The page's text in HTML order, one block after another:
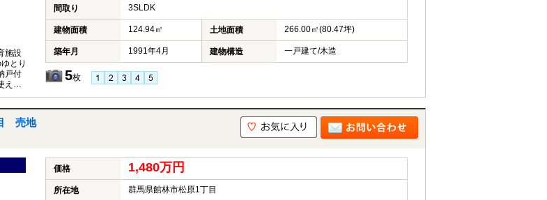
施設
とり
戸付
える
きま
間取り 3SLDK
建物面積 124.94㎡ 土地面積 266.00㎡(80.47坪)
築年月 1991年4月 建物構造 一戸建て/木造
5枚
売地
価格 1,480万円
所在地 群馬県館林市松原1丁目